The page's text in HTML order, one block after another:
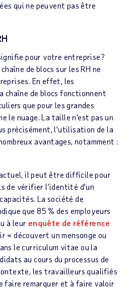
qui ne peuvent pas être
pour votre entreprise?
de blocs sur les RH ne
En effet, les
chaîne de blocs fonctionnent
que pour les grandes
le nuage. La taille n’est pas un
précisément, l’utilisation de la
avantages, notamment :
il peut être difficile pour
de vérifier l’identité d’un
La société de
que 85 % des employeurs
à leur enquête de référence
« découvert un mensonge ou
le curriculum vitae ou la
au cours du processus de
les travailleurs qualifiés
faire remarquer et à faire valoir